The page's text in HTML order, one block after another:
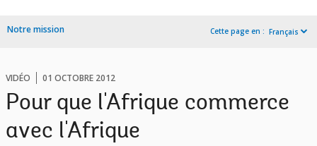
Notre mission Cette page en : Français
VIDÉO 01 OCTOBRE 2012
Pour que l'Afrique commerce
avec l'Afrique